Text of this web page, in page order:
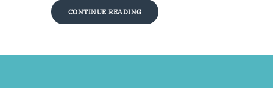
CONTINUE READING